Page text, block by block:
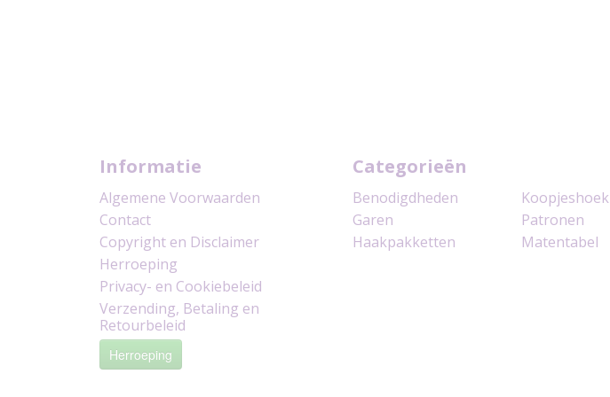
Informatie
Algemene Voorwaarden
Contact
Copyright en Disclaimer
Herroeping
Privacy- en Cookiebeleid
Verzending, Betaling en
Retourbeleid
Herroeping
Categorieën
Benodigdheden
Garen
Haakpakketten
Koopjeshoek
Patronen
Matentabel